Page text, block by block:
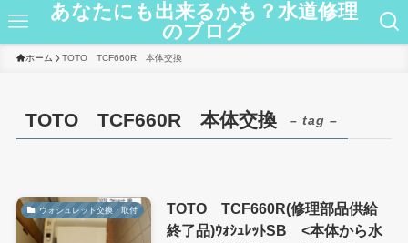
あなたにも出来るかも？水道修理
のブログ
ホーム TOTO TCF660R 本体交換
TOTO TCF660R 本体交換 – tag –
ウォシュレット交換・取付
TOTO TCF660R(修理部品供給
終了品)ｳｫｼｭﾚｯﾄSB <本体から水